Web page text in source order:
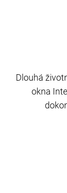
Dlouhá
okna